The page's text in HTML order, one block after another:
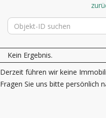
Kein Ergebnis.
Derzeit führen wir keine
Fragen Sie uns bitte persönlich